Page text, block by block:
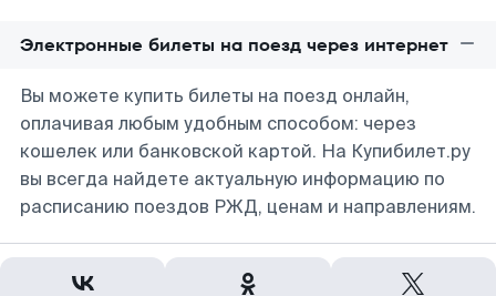
Электронные билеты на поезд через интернет
Вы можете купить билеты на поезд онлайн,
оплачивая любым удобным способом: через
кошелек или банковской картой. На Купибилет.ру
вы всегда найдете актуальную информацию по
расписанию поездов РЖД, ценам и направлениям.